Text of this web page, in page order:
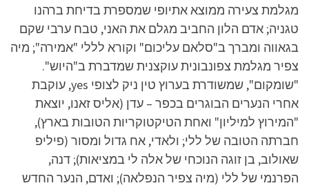
מגלמת צעירה ממוצא אתיופי שמספרת בדיחת ברהנו
טגניה; אדם הלון החביב מגלם את האני, טבח ערבי שקם
בגאווה ומברך ב"סלאם עליכום" וקורא לללי "אמירה"; מיה
צפיר מגלמת צפונבונית עוקצנית שמדברת ב"היוש".
"שומקום", שמשודרת בערוץ טין ניק לצופי yes, עוקבת
אחרי הנערים הבוגרים בכפר – עדן (אליס זאנו, יוצאת
"המירוץ למיליון" ואחת הטיקטוקריות הטובות בארץ),
חברתה הטובה של ללי; ולאדי, אח גדול ומסור (פיליפ
שאולוב, בן זוגה הנוכחי של אלה לי במציאות); דנה,
הפרנמי של ללי (מיה צפיר הנפלאה); ואדם, הנער החדש